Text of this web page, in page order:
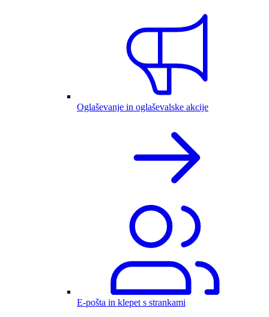
Oglaševanje in oglaševalske akcije
E-pošta in klepet s strankami